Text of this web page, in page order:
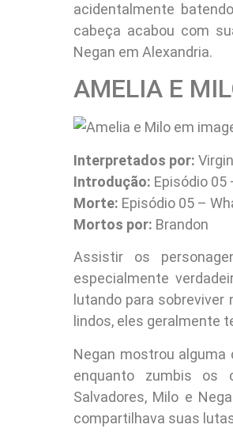
acidentalmente
cabeça acabou com
Negan em Alexandria.
AMELIA E
Interpretados por:
Introdução: Episódio
Morte: Episódio 05 –
Mortos por: Brandon
Assistir os
especialmente
lutando para
lindos, eles geralmente
Negan mostrou alguma
enquanto zumbis os
Salvadores, Milo e
compartilhava suas